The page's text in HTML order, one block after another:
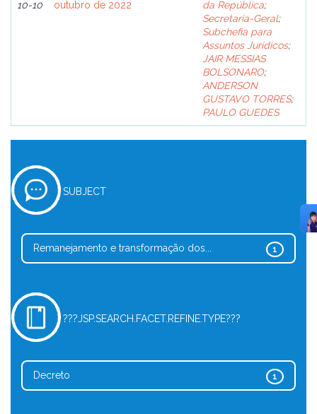
10-10 outubro de 2022 da República;
Secretaria-Geral;
Subchefia para
Assuntos Jurídicos;
JAIR MESSIAS
BOLSONARO;
ANDERSON
GUSTAVO TORRES;
PAULO GUEDES
SUBJECT
1
Remanejamento e transformação dos...
???JSP.SEARCH.FACET.REFINE.TYPE???
1
Decreto